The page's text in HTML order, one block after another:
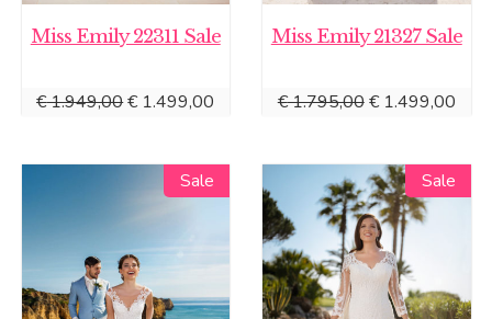
Miss Emily 22311 Sale
€1.949,00Oorspronkelijke
€ 1.949,00.
€1.499,00
€ 1.499,00.
Miss Emily 21327 Sale
€1.795,00Oorspronkelijke
€ 1.795,00.
€1.499,00
€
Sale Sale